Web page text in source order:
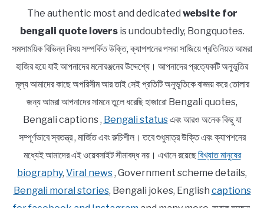
The authentic most and dedicated website for
bengali quote loversis undoubtedly, Bongquotes.
সমসাময়িক বিভিন্ন বিষয় সম্পর্কিত উক্তি, ক্যাপশনের পসরা সাজিয়ে প্রতিনিয়ত আমরা
হাজির হয়ে যাই আপনাদের মনোরঞ্জনের উদ্দেশ্যে। আপনাদের প্রত্যেকটি অনুভূতির
মূল্য আমাদের কাছে অপরিসীম আর তাই সেই প্রতিটি অনুভূতিকে বাঙ্ময় করে তোলার
জন্য আমরা আপনাদের সামনে তুলে ধরেছি হাজারো Bengali quotes,
Bengali captions , Bengali statusএবং আরও অনেক কিছু যা
সম্পূর্ণভাবে স্বতন্ত্র , মার্জিত এবং রুচিশীল। তবে শুধুমাত্র উক্তি এবং ক্যাপশনের
মধ্যেই আমাদের এই ওয়েবসাইট সীমাবদ্ধ নয়। এখানে রয়েছেবিখ্যাত মানুষের
biography, Viral news, Government scheme details,
Bengali moral stories, Bengali jokes, English captions